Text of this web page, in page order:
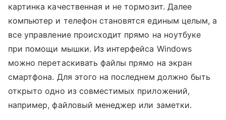
картинка качественная и не тормозит. Далее
компьютер и телефон становятся единым целым, а
все управление происходит прямо на ноутбуке
при помощи мышки. Из интерфейса Windows
можно перетаскивать файлы прямо на экран
смартфона. Для этого на последнем должно быть
открыто одно из совместимых приложений,
например, файловый менеджер или заметки.